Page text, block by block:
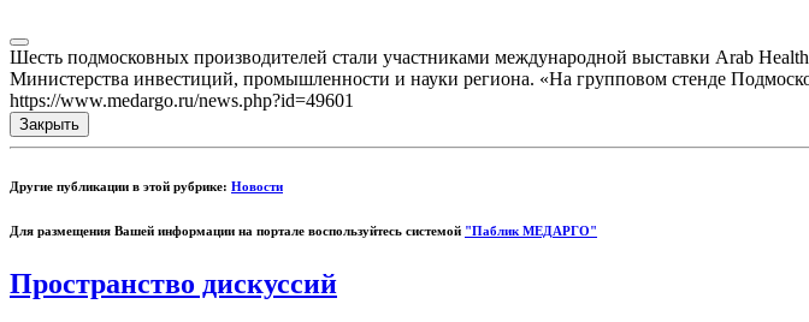
Шесть подмосковных производителей стали участниками международной выставки Arab
Министерства инвестиций, промышленности и науки региона. «На групповом стенде
https://www.medargo.ru/news.php?id=49601
Закрыть
Другие публикации в этой рубрике: Новости
Для размещения Вашей информации на портале воспользуйтесь системой "Паблик МЕДАРГО"
Пространство дискуссий